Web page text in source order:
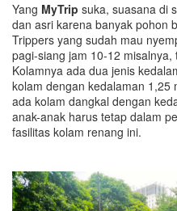
Yang MyTrip suka, suasana di
dan asri karena banyak pohon
Trippers yang sudah mau
pagi-siang jam 10-12
Kolamnya ada dua jenis
kolam dengan kedalaman 1,25
ada kolam dangkal dengan
anak-anak harus tetap dalam
fasilitas kolam renang ini.